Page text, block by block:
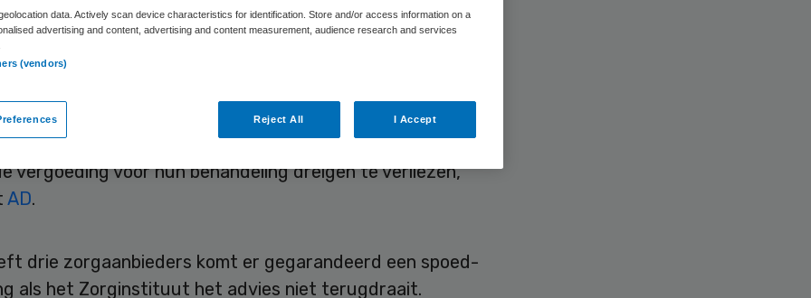
van Revalidatieartsen (VRA) eist dat het
een aanbeveling terugtrekt, waardoor 33.000
vergoeding voor hun behandeling dreigen te verliezen,
AD.
drie zorgaanbieders komt er gegarandeerd een spoed-
als het Zorginstituut het advies niet terugdraait.
data. Actively scan device characteristics for identification. Store and/or access information on a
advertising and content, advertising and content measurement, audience research and services
(vendors)
Reject All I Accept